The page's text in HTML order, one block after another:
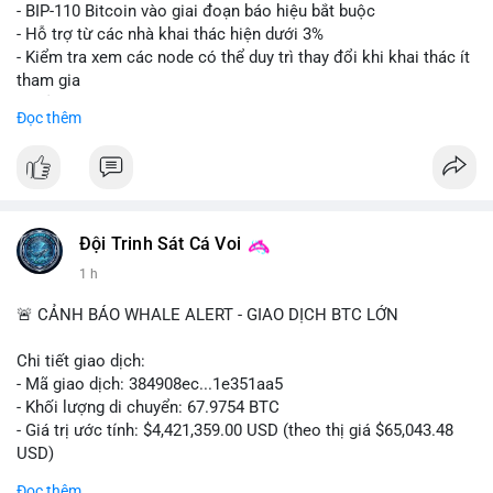
Lời khuyên: Nhà đầu tư nhỏ lẻ nên thận trọng quan sát biến
động thanh khoản trong 24-48 giờ tới. Tránh hành động theo
cảm xúc, hãy chờ xác nhận điểm đến của số BTC này trước khi
điều chỉnh vị thế.
#556btc #36trusd
- BIP-110 Bitcoin vào giai đoạn báo hiệu bắt buộc
- Hỗ trợ từ các nhà khai thác hiện dưới 3%
- Kiểm tra xem các node có thể duy trì thay đổi khi khai thác ít
tham gia
📰 Nguồn: Cointelegraph
Đọc thêm
Đội Trinh Sát Cá Voi
1 h
🚨 CẢNH BÁO WHALE ALERT - GIAO DỊCH BTC LỚN
Chi tiết giao dịch:
- Mã giao dịch: 384908ec...1e351aa5
- Khối lượng di chuyển: 67.9754 BTC
- Giá trị ước tính: $4,421,359.00 USD (theo thị giá $65,043.48
USD)